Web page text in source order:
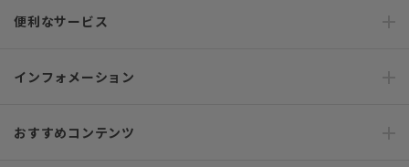
便利なサービス
インフォメーション
おすすめコンテンツ